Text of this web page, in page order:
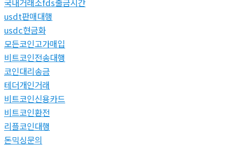
국내거래소fds출금시간
usdt판매대행
usdc현금화
모든코인고가매입
비트코인전송대행
코인대리송금
테더개인거래
비트코인신용카드
비트코인환전
리플코인대행
돈믹싱문의